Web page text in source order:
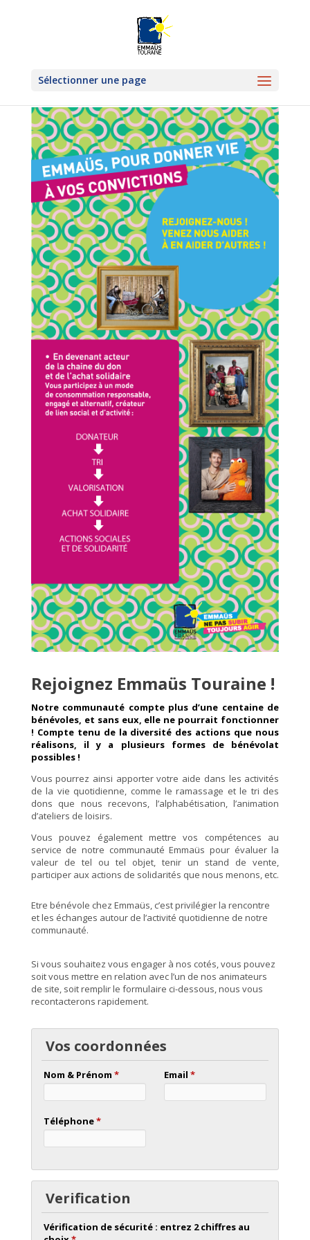
Sélectionner une page
Rejoignez Emmaüs Touraine !
Notre communauté compte plus d’une centaine de
bénévoles, et sans eux, elle ne pourrait fonctionner
! Compte tenu de la diversité des actions que nous
réalisons, il y a plusieurs formes de bénévolat
possibles !
Vous pourrez ainsi apporter votre aide dans les activités
de la vie quotidienne, comme le ramassage et le tri des
dons que nous recevons, l’alphabétisation, l’animation
d’ateliers de loisirs.
Vous pouvez également mettre vos compétences au
service de notre communauté Emmaüs pour évaluer la
valeur de tel ou tel objet, tenir un stand de vente,
participer aux actions de solidarités que nous menons, etc.
Etre bénévole chez Emmaüs, c’est privilégier la rencontre
et les échanges autour de l’activité quotidienne de notre
communauté.
Si vous souhaitez vous engager à nos cotés, vous pouvez
soit vous mettre en relation avec l’un de nos animateurs
de site, soit remplir le formulaire ci-dessous, nous vous
recontacterons rapidement.
Vos coordonnées
Nom & Prénom* Email*
Téléphone*
Verification
Vérification de sécurité : entrez 2 chiffres au